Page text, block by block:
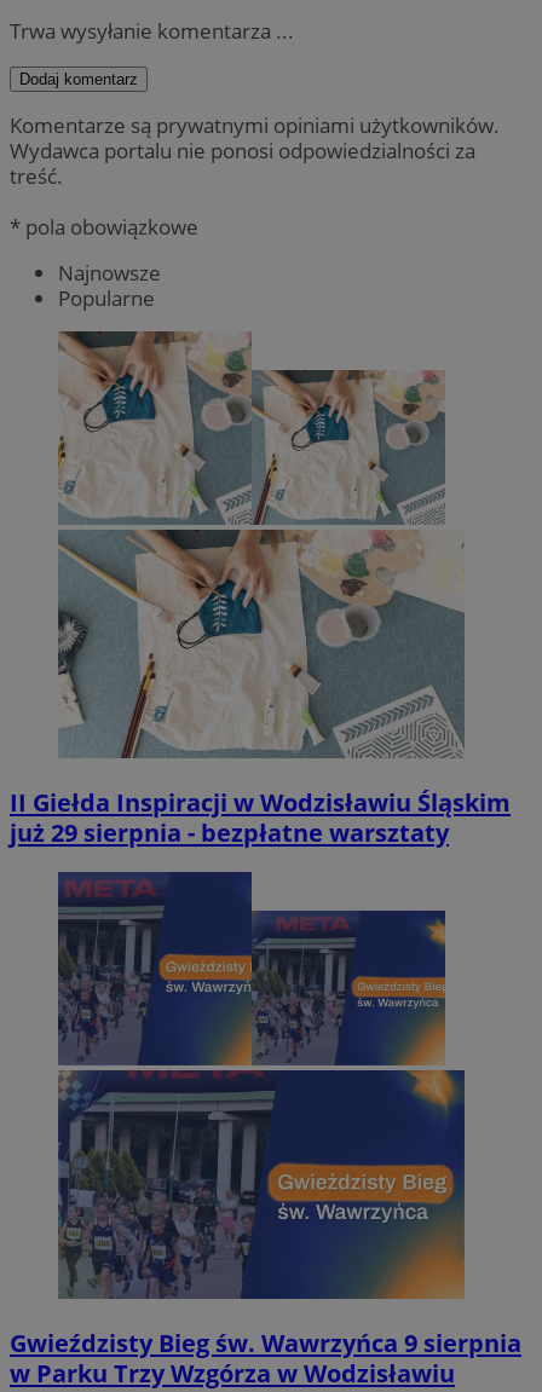
Trwa wysyłanie komentarza ...
Dodaj komentarz
Komentarze są prywatnymi opiniami użytkowników.
Wydawca portalu nie ponosi odpowiedzialności za
treść.
* pola obowiązkowe
Najnowsze
Popularne
II Giełda Inspiracji w Wodzisławiu Śląskim
już 29 sierpnia - bezpłatne warsztaty
Gwieździsty Bieg św. Wawrzyńca 9 sierpnia
w Parku Trzy Wzgórza w Wodzisławiu